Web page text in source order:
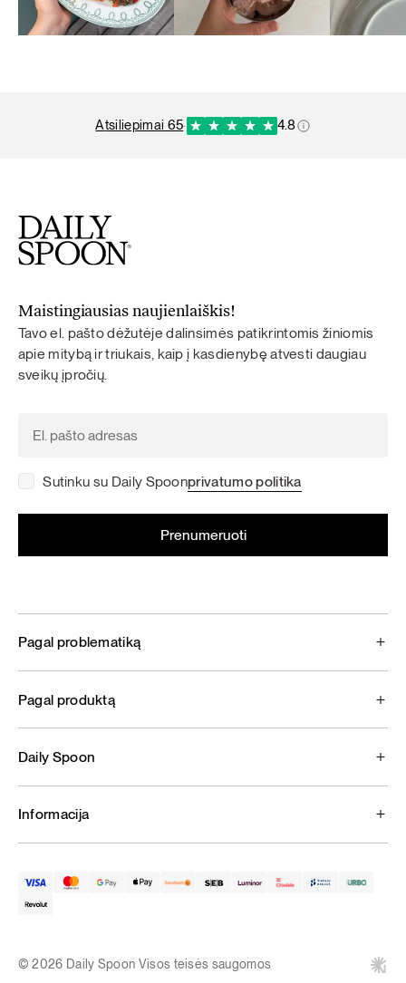
atsiliepimai 65· 4.8
Maistingiausias naujienlaiškis!
Tavo el. pašto dėžutėje dalinsimės patikrintomis žiniomis
apie mitybą ir triukais, kaip į kasdienybę atvesti daugiau
sveikų įpročių.
Sutinku su Daily Spoonprivatumo politika
Pagal problematiką
Pagal produktą
Daily Spoon
Informacija
© 2026 Daily Spoon Visos teisės saugomos